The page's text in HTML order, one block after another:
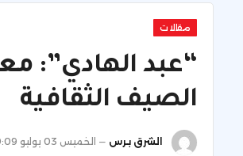
مقالات
“عبد الهادي”:
الصيف الثقافية
الشرق برس الخميس 03 يوليو 9:09 ص